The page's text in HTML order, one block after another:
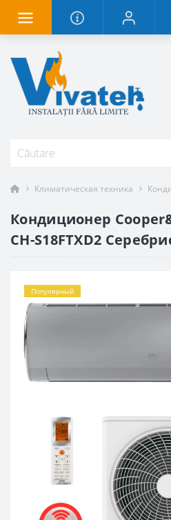
Климатическая техника
Кондиционер
CH-S18FTXD2
Популярный